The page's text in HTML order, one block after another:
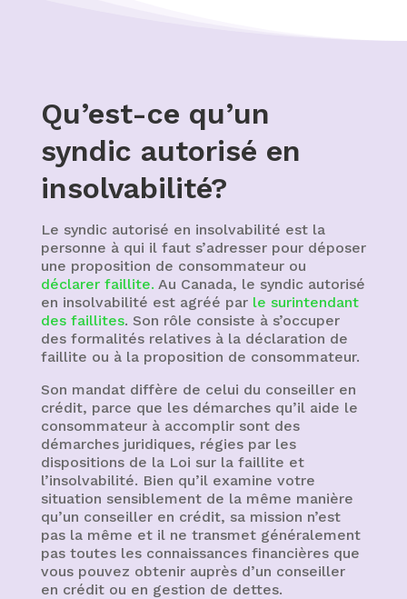
Qu’est-ce qu’un
syndic autorisé en
insolvabilité?
Le syndic autorisé en insolvabilité est la
personne à qui il faut s’adresser pour déposer
une proposition de consommateur ou
déclarer faillite. Au Canada, le syndic autorisé
en insolvabilité est agréé par le surintendant
des faillites. Son rôle consiste à s’occuper
des formalités relatives à la déclaration de
faillite ou à la proposition de consommateur.
Son mandat diffère de celui du conseiller en
crédit, parce que les démarches qu’il aide le
consommateur à accomplir sont des
démarches juridiques, régies par les
dispositions de la Loi sur la faillite et
l’insolvabilité. Bien qu’il examine votre
situation sensiblement de la même manière
qu’un conseiller en crédit, sa mission n’est
pas la même et il ne transmet généralement
pas toutes les connaissances financières que
vous pouvez obtenir auprès d’un conseiller
en crédit ou en gestion de dettes.